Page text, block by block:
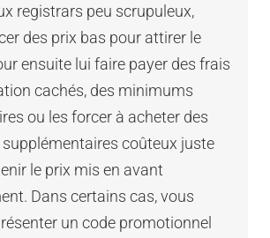
registrars peu scrupuleux,
des prix bas pour attirer le
ensuite lui faire payer des frais
cachés, des minimums
ou les forcer à acheter des
supplémentaires coûteux juste
le prix mis en avant
Dans certains cas, vous
un code promotionnel